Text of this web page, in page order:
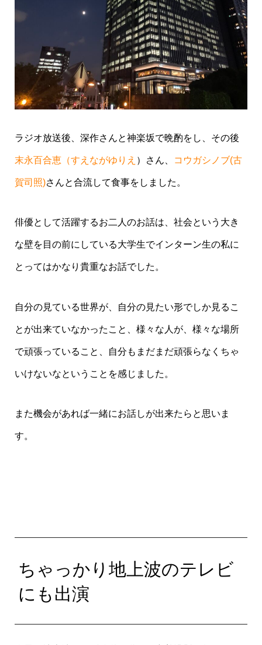
ラジオ放送後、深作さんと神楽坂で晩酌をし、その後
末永百合恵（すえながゆりえ ）さん、 コウガシノブ(古
賀司照)さんと合流して食事をしました。
俳優として活躍するお二人のお話は、社会という大き
な壁を目の前にしている大学生でインターン生の私に
とってはかなり貴重なお話でした。
自分の見ている世界が、自分の見たい形でしか見るこ
とが出来ていなかったこと、様々な人が、様々な場所
で頑張っていること、自分もまだまだ頑張らなくちゃ
いけないなということを感じました。
また機会があれば一緒にお話しが出来たらと思いま
す。
ちゃっかり地上波のテレビ
にも出演